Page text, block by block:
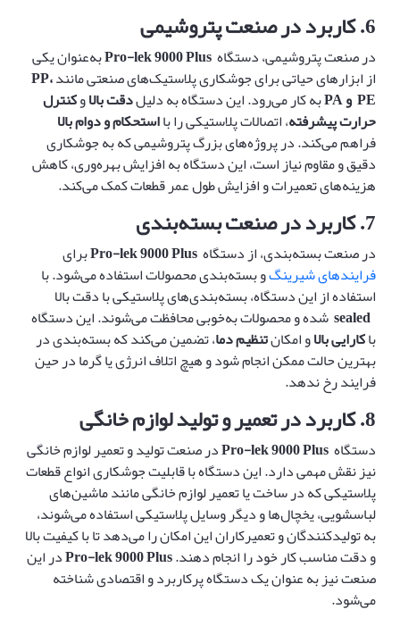
6. کاربرد در صنعت پتروشیمی
در صنعت پتروشیمی، دستگاهPro-lek 9000 Plusبه‌عنوان یکی
از ابزارهای حیاتی برای جوشکاری پلاستیک‌های صنعتی مانند PP،
PEو به کار می‌رود. این دستگاه به دلیلدقت بالاوکنترل
حرارت پیشرفته، اتصالات پلاستیکی را بااستحکام و دوام بالا
فراهم می‌کند. در پروژه‌های بزرگ پتروشیمی که به جوشکاری
دقیق و مقاوم نیاز است، این دستگاه به افزایش بهره‌وری، کاهش
هزینه‌های تعمیرات و افزایش طول عمر قطعات کمک می‌کند.
7. کاربرد در صنعت بسته‌بندی
در صنعت بسته‌بندی، از دستگاهPro-lek 9000 Plusبرای
فرایندهای شیرینگو بسته‌بندی محصولات استفاده می‌شود. با
استفاده از این دستگاه، بسته‌بندی‌های پلاستیکی با دقت بالا
sealedشده و محصولات به‌خوبی محافظت می‌شوند. این دستگاه
باکارایی بالاو امکانتنظیم دما، تضمین می‌کند که بسته‌بندی در
بهترین حالت ممکن انجام شود و هیچ اتلاف انرژی یا گرما در حین
فرایند رخ ندهد.
8. کاربرد در تعمیر و تولید لوازم خانگی
دستگاهPro-lek 9000 Plusدر صنعت تولید و تعمیر لوازم خانگی
نیز نقش مهمی دارد. این دستگاه با قابلیت جوشکاری انواع قطعات
پلاستیکی که در ساخت یا تعمیر لوازم خانگی مانند ماشین‌های
لباسشویی، یخچال‌ها و دیگر وسایل پلاستیکی استفاده می‌شوند،
به تولیدکنندگان و تعمیرکاران این امکان را می‌دهد تا با کیفیت بالا
و دقت مناسب کار خود را انجام دهند.Pro-lek 9000 Plusدر این
صنعت نیز به عنوان یک دستگاه پرکاربرد و اقتصادی شناخته
می‌شود.